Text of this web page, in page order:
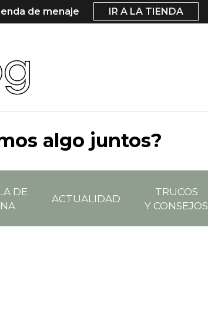
de menaje IR A LA TIENDA
algo juntos?
DE
ACTUALIDAD
TRUCOS
Y CONSEJOS